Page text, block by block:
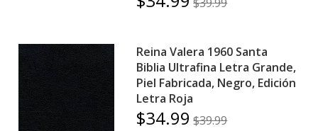
Reina Valera 1960 Santa
Biblia Ultrafina Letra Grande,
Piel Fabricada, Negro, Edición
Letra Roja
$34.99 $39.99